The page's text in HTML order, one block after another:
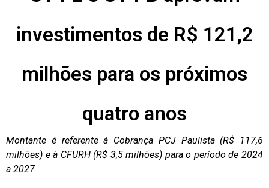
investimentos de R$ 121,2
milhões para os próximos
quatro anos
Montante é referente à Cobrança PCJ Paulista (R$ 117,6
milhões) e à CFURH (R$ 3,5 milhões) para o período de 2024
a 2027